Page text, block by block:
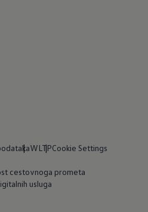
WLTPCookie Settings
cestovnoga prometa
usluga